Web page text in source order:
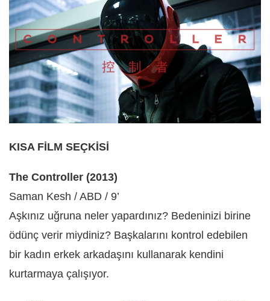
KISA FİLM SEÇKİSİ
The Controller (2013)
Saman Kesh / ABD / 9’
Aşkınız uğruna neler yapardınız? Bedeninizi birine
ödünç verir miydiniz? Başkalarını kontrol edebilen
bir kadın erkek arkadaşını kullanarak kendini
kurtarmaya çalışıyor.